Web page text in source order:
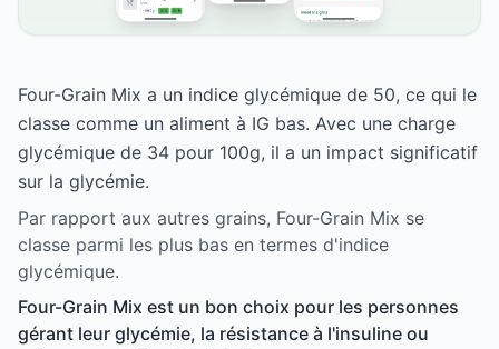
Four-Grain Mix a un indice glycémique de 50, ce qui le
classe comme un aliment à IG bas. Avec une charge
glycémique de 34 pour 100g, il a un impact significatif
sur la glycémie.
Par rapport aux autres grains, Four-Grain Mix se
classe parmi les plus bas en termes d'indice
glycémique.
Four-Grain Mix est un bon choix pour les personnes
gérant leur glycémie, la résistance à l'insuline ou